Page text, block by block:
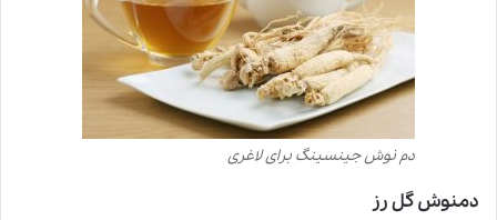
دم نوش جینسینگ برای لاغری
دمنوش گل رز